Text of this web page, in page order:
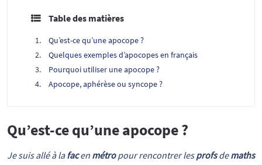
Table des matières
Qu’est-ce qu’une apocope ?
Quelques exemples d’apocopes en français
Pourquoi utiliser une apocope ?
Apocope, aphérèse ou syncope ?
Qu’est-ce qu’une apocope ?
Je suis allé à lafacen métropour rencontrer lesprofsdemaths